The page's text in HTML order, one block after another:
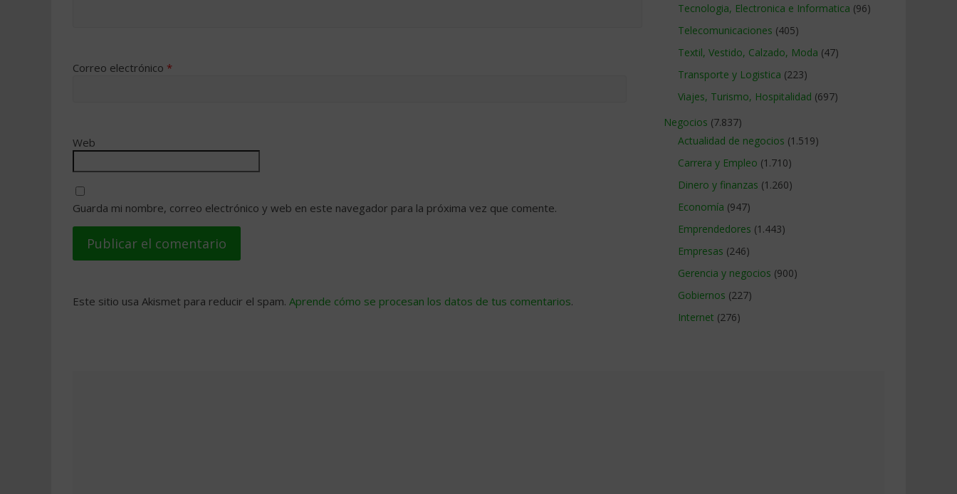
Correo electrónico *
Web
Guarda mi nombre, correo electrónico y web en este navegador para la próxima vez que comente.
Este sitio usa Akismet para reducir el spam. Aprende cómo se procesan los datos de tus comentarios.
Tecnologia, Electronica e Informatica (96)
Telecomunicaciones (405)
Textil, Vestido, Calzado, Moda (47)
Transporte y Logistica (223)
Viajes, Turismo, Hospitalidad (697)
Negocios (7.837)
Actualidad de negocios (1.519)
Carrera y Empleo (1.710)
Dinero y finanzas (1.260)
Economía (947)
Emprendedores (1.443)
Empresas (246)
Gerencia y negocios (900)
Gobiernos (227)
Internet (276)